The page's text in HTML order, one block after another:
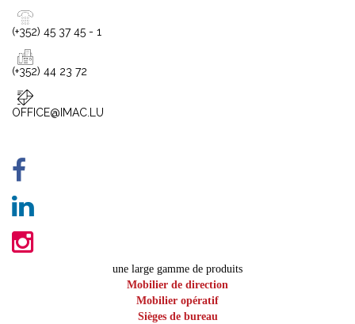
(+352) 45 37 45 - 1
(+352) 44 23 72
OFFICE@IMAC.LU
une large gamme de produits
Mobilier de direction
Mobilier opératif
Sièges de bureau